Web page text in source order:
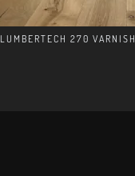
LUMBERTECH 270 VARNISH